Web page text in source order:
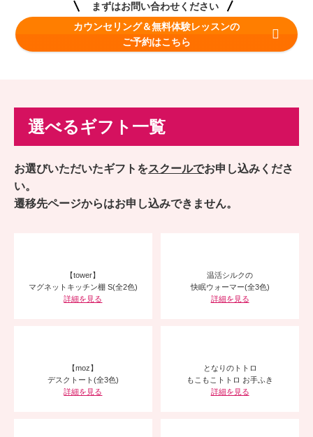
まずはお問い合わせください
カウンセリング＆無料体験レッスンの
ご予約はこちら
選べるギフト一覧
お選びいただいたギフトをスクールでお申し込みくださ
い。
遷移先ページからはお申し込みできません。
【tower】
マグネットキッチン棚 S(全2色)
詳細を見る
温活シルクの
快眠ウォーマー(全3色)
詳細を見る
【moz】
デスクトート(全3色)
詳細を見る
となりのトトロ
もこもこトトロ お手ふき
詳細を見る